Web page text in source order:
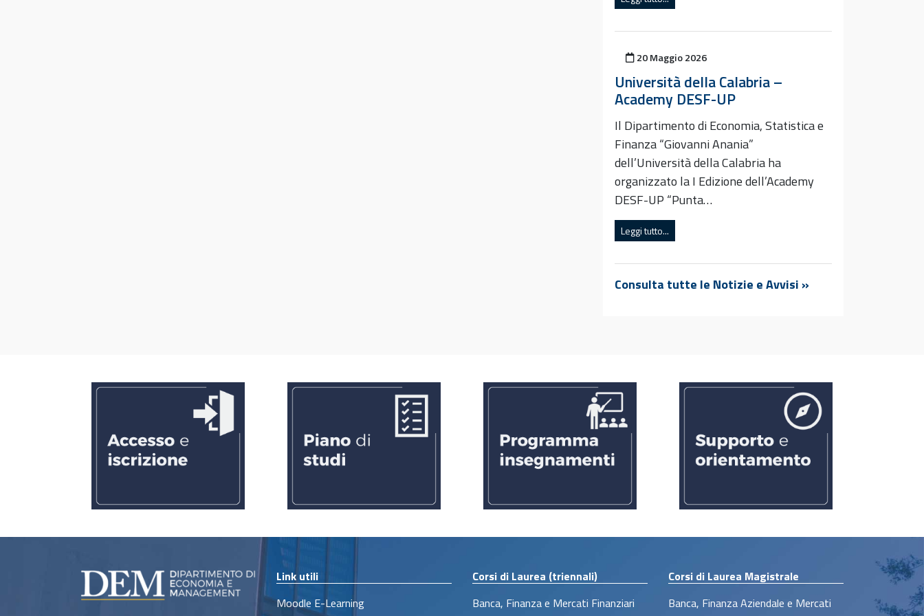
Pubblicato il
20 Maggio 2026
Università della Calabria –
Academy DESF-UP
Il Dipartimento di Economia, Statistica e
Finanza “Giovanni Anania”
dell’Università della Calabria ha
organizzato la I Edizione dell’Academy
DESF-UP “Punta…
Leggi tutto...
Consulta tutte le Notizie e Avvisi »
Link utili
Moodle E-Learning
Corsi di Laurea (triennali)
Banca, Finanza e Mercati Finanziari
Corsi di Laurea Magistrale
Banca, Finanza Aziendale e Mercati